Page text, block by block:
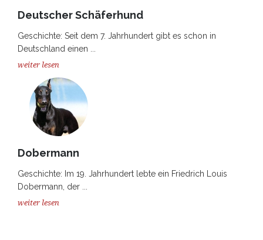
Deutscher Schäferhund
Geschichte: Seit dem 7. Jahrhundert gibt es schon in
Deutschland einen ...
weiter lesen
Dobermann
Geschichte: Im 19. Jahrhundert lebte ein Friedrich Louis
Dobermann, der ...
weiter lesen